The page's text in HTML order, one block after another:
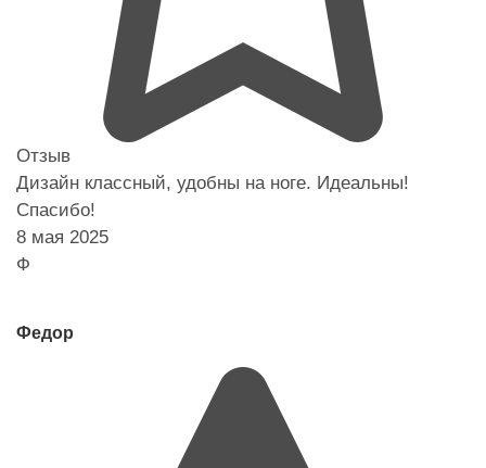
Отзыв
Дизайн классный, удобны на ноге. Идеальны!
Спасибо!
8 мая 2025
Ф
Федор